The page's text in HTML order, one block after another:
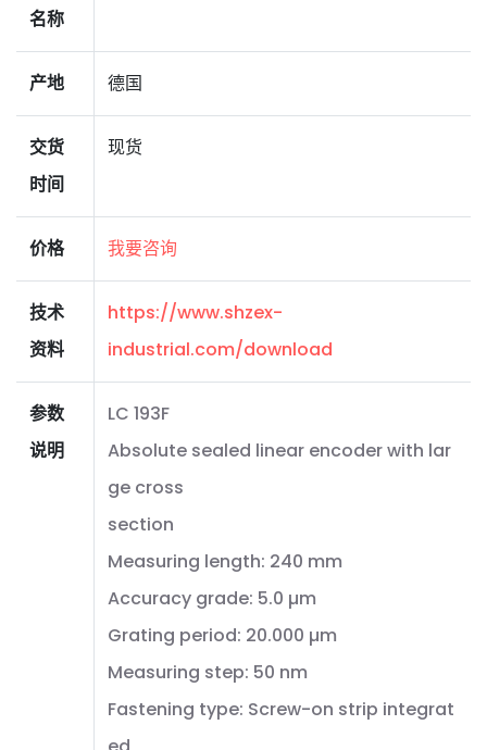
名称
产地 德国
交货
时间
现货
价格 我要咨询
技术
资料
https://www.shzex-
industrial.com/download
参数
说明
LC 193F
Absolute sealed linear encoder with lar
ge cross
section
Measuring length: 240 mm
Accuracy grade: 5.0 µm
Grating period: 20.000 µm
Measuring step: 50 nm
Fastening type: Screw-on strip integrat